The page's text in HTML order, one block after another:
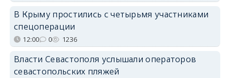
В Крыму простились с четырьмя участниками
спецоперации
12:00 0 1236
Власти Севастополя услышали операторов
севастопольских пляжей